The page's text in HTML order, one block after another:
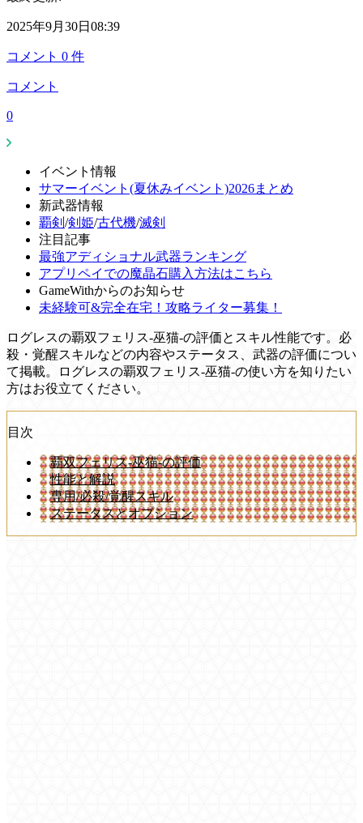
2025年9月30日08:39
コメント 0 件
コメント
0
イベント情報
サマーイベント(夏休みイベント)2026まとめ
新武器情報
覇剣 /剣姫/古代機/滅剣
注目記事
最強アディショナル武器ランキング
アプリペイでの魔晶石購入方法はこちら
GameWithからのお知らせ
未経験可&完全在宅！攻略ライター募集！
ログレスの覇双フェリス-巫猫-の評価とスキル性能です。必
殺・覚醒スキルなどの内容やステータス、武器の評価につい
て掲載。ログレスの覇双フェリス-巫猫-の使い方を知りたい
方はお役立てください。
目次
覇双フェリス-巫猫-の評価
性能と解説
専用/必殺/覚醒スキル
ステータスとオプション